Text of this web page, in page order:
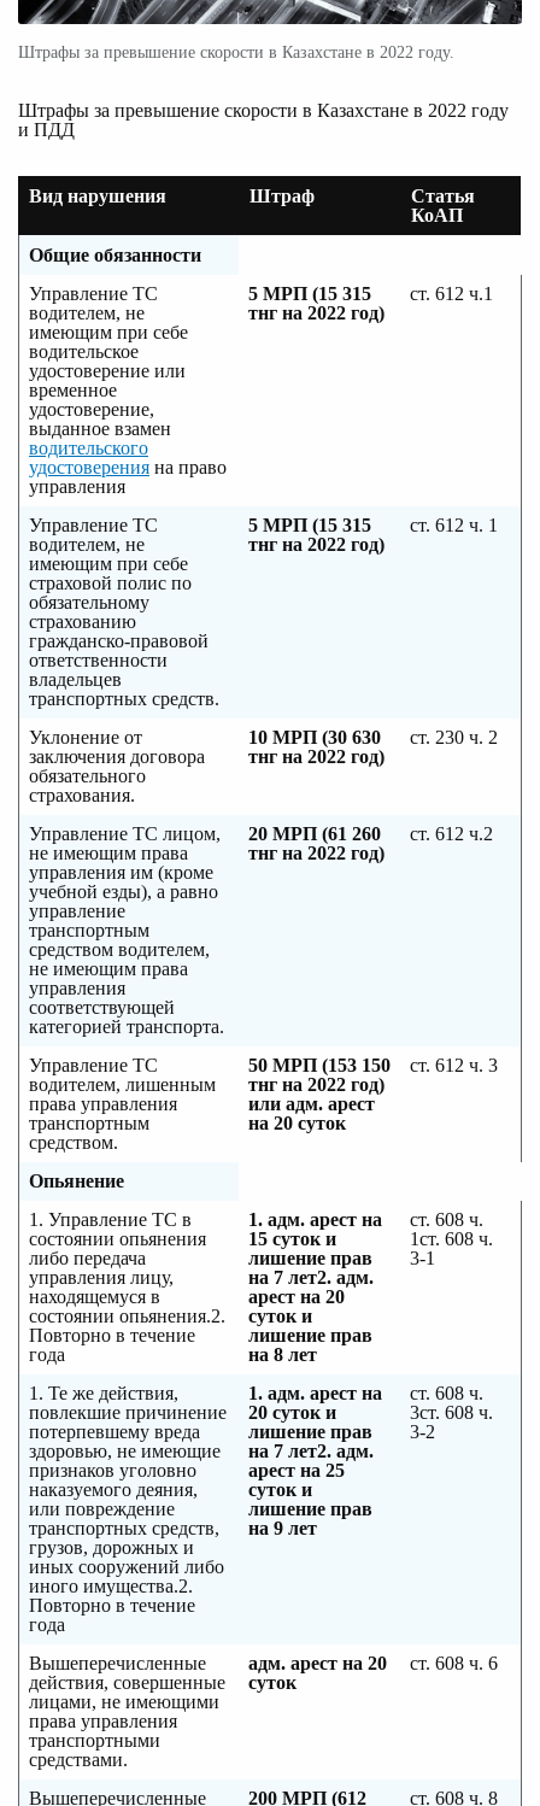
Штрафы за превышение скорости в Казахстане в 2022 году.
Штрафы за превышение скорости в Казахстане в 2022 году
и ПДД
Вид нарушения Штраф
Статья
КоАП
Общие обязанности
Управление ТС
водителем, не
имеющим при себе
водительское
удостоверение или
временное
удостоверение,
выданное взамен
водительского
удостоверения на право
управления
5 МРП (15 315
тнг на 2022 год)
ст. 612 ч.1
Управление ТС
водителем, не
имеющим при себе
страховой полис по
обязательному
страхованию
гражданско-правовой
ответственности
владельцев
транспортных средств.
5 МРП (15 315
тнг на 2022 год)
ст. 612 ч. 1
Уклонение от
заключения договора
обязательного
страхования.
10 МРП (30 630
тнг на 2022 год)
ст. 230 ч. 2
Управление ТС лицом,
не имеющим права
управления им (кроме
учебной езды), а равно
управление
транспортным
средством водителем,
не имеющим права
управления
соответствующей
категорией транспорта.
20 МРП (61 260
тнг на 2022 год)
ст. 612 ч.2
Управление ТС
водителем, лишенным
права управления
транспортным
средством.
50 МРП (153 150
тнг на 2022 год)
или адм. арест
на 20 суток
ст. 612 ч. 3
Опьянение
1. Управление ТС в
состоянии опьянения
либо передача
управления лицу,
находящемуся в
состоянии опьянения.2.
Повторно в течение
года
1. адм. арест на
15 суток и
лишение прав
на 7 лет2. адм.
арест на 20
суток и
лишение прав
на 8 лет
ст. 608 ч.
1ст. 608 ч.
3-1
1. Те же действия,
повлекшие причинение
потерпевшему вреда
здоровью, не имеющие
признаков уголовно
наказуемого деяния,
или повреждение
транспортных средств,
грузов, дорожных и
иных сооружений либо
иного имущества.2.
Повторно в течение
года
1. адм. арест на
20 суток и
лишение прав
на 7 лет2. адм.
арест на 25
суток и
лишение прав
на 9 лет
ст. 608 ч.
3ст. 608 ч.
3-2
Вышеперечисленные
действия, совершенные
лицами, не имеющими
права управления
транспортными
средствами.
адм. арест на 20
суток
ст. 608 ч. 6
Вышеперечисленные 200 МРП (612 ст. 608 ч. 8